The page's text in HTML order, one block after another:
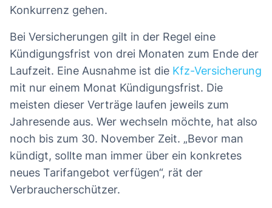
Konkurrenz gehen.
Bei Versicherungen gilt in der Regel eine
Kündigungsfrist von drei Monaten zum Ende der
Laufzeit. Eine Ausnahme ist die Kfz-Versicherung
mit nur einem Monat Kündigungsfrist. Die
meisten dieser Verträge laufen jeweils zum
Jahresende aus. Wer wechseln möchte, hat also
noch bis zum 30. November Zeit. „Bevor man
kündigt, sollte man immer über ein konkretes
neues Tarifangebot verfügen“, rät der
Verbraucherschützer.